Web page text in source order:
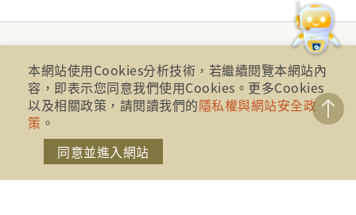
財團法人金融消費評議中心 著作權所有
本網站使用Cookies分析技術，若繼續閱覽本網站內
容，即表示您同意我們使用Cookies。更多Cookies
以及相關政策，請閱讀我們的隱私權與網站安全政
策 。
同意並進入網站